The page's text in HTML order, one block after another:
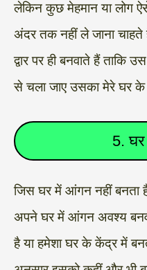
लेकिन कुछ मेहमान या लोग
अंदर तक नहीं ले जाना
द्वार पर ही बनवाते हैं
से चला जाए उसका मेरे घर के
5.
जिस घर में आंगन नहीं बनता
अपने घर में आंगन अवश्य
है या हमेशा घर के केंद्र में